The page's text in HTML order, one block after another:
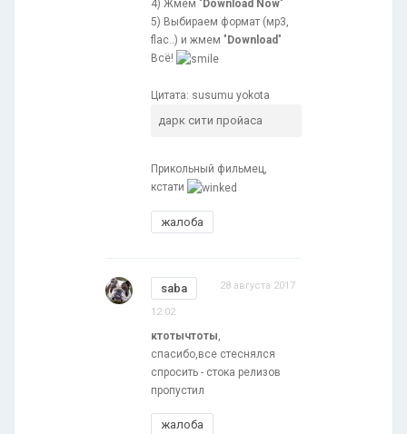
4) Жмем " Download Now"
5) Выбираем формат (мр3,
flac..) и жмем " Download "
Всё!
Цитата: susumu yokota
дарк сити пройаса
Прикольный фильмец,
кстати
жалоба
saba 28 августа 2017
12:02
ктотычтоты,
спасибо,все стеснялся
спросить - стока релизов
пропустил
жалоба